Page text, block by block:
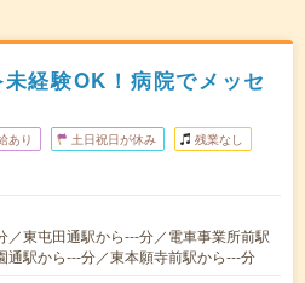
経験OK！病院でメッセ
あり 土日祝日が休み 残業なし
／東屯田通駅から---分／電車事業所前駅
通駅から---分／東本願寺前駅から---分